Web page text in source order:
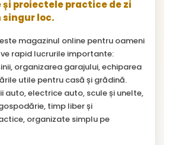
proiectele practice de zi
loc.
magazinul online pentru oameni
rapid lucrurile importante:
organizarea garajului, echiparea
utile pentru casă și grădină.
auto, electrice auto, scule și unelte,
timp liber și
organizate simplu pe